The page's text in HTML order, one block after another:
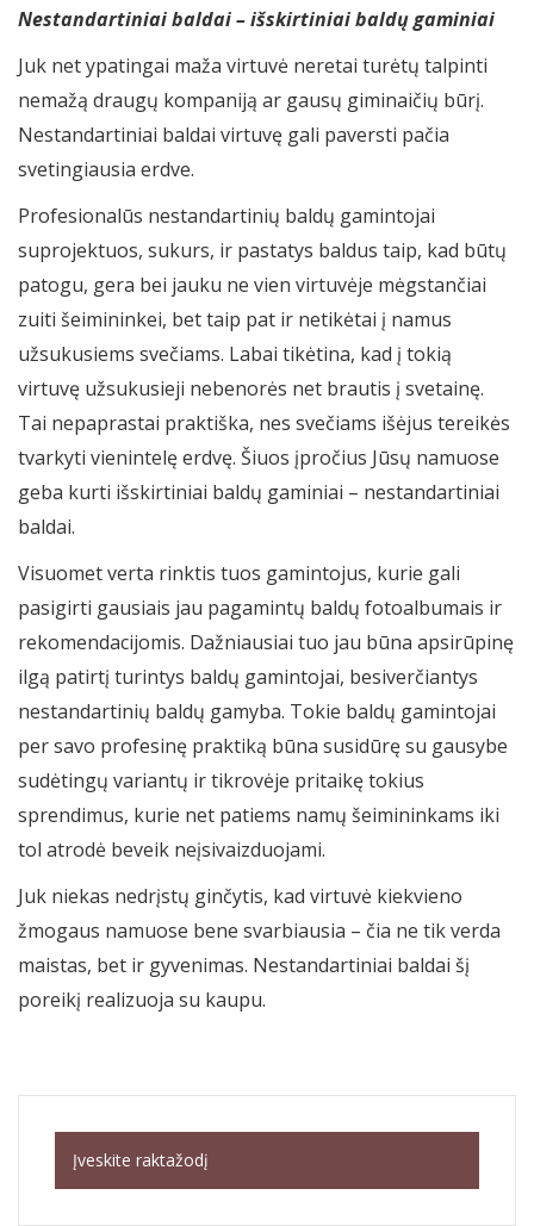
Nestandartiniai baldai – išskirtiniai baldų gaminiai
Juk net ypatingai maža virtuvė neretai turėtų talpinti
nemažą draugų kompaniją ar gausų giminaičių būrį.
Nestandartiniai baldai virtuvę gali paversti pačia
svetingiausia erdve.
Profesionalūs nestandartinių baldų gamintojai
suprojektuos, sukurs, ir pastatys baldus taip, kad būtų
patogu, gera bei jauku ne vien virtuvėje mėgstančiai
zuiti šeimininkei, bet taip pat ir netikėtai į namus
užsukusiems svečiams. Labai tikėtina, kad į tokią
virtuvę užsukusieji nebenorės net brautis į svetainę.
Tai nepaprastai praktiška, nes svečiams išėjus tereikės
tvarkyti vienintelę erdvę. Šiuos įpročius Jūsų namuose
geba kurti išskirtiniai baldų gaminiai – nestandartiniai
baldai.
Visuomet verta rinktis tuos gamintojus, kurie gali
pasigirti gausiais jau pagamintų baldų fotoalbumais ir
rekomendacijomis. Dažniausiai tuo jau būna apsirūpinę
ilgą patirtį turintys baldų gamintojai, besiverčiantys
nestandartinių baldų gamyba. Tokie baldų gamintojai
per savo profesinę praktiką būna susidūrę su gausybe
sudėtingų variantų ir tikrovėje pritaikę tokius
sprendimus, kurie net patiems namų šeimininkams iki
tol atrodė beveik neįsivaizduojami.
Juk niekas nedrįstų ginčytis, kad virtuvė kiekvieno
žmogaus namuose bene svarbiausia – čia ne tik verda
maistas, bet ir gyvenimas. Nestandartiniai baldai šį
poreikį realizuoja su kaupu.